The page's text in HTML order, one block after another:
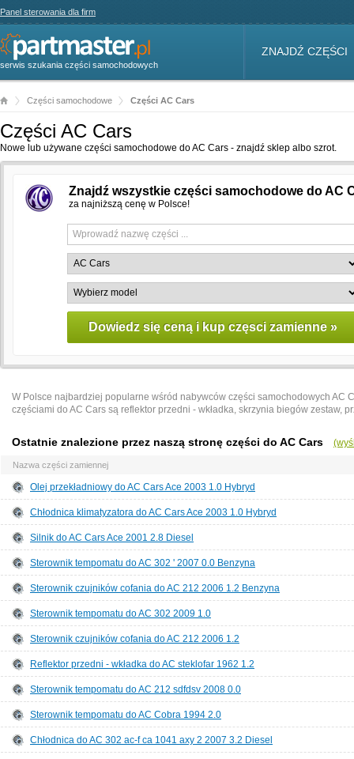
Panel sterowania dla firm
serwis szukania części samochodowych
ZNAJDŹ CZĘŚCI
Części samochodowe Części AC Cars
Części AC Cars
Nowe lub używane części samochodowe do AC Cars - znajdź sklep albo szrot.
Znajdź wszystkie części samochodowe do AC
za najniższą cenę w Polsce!
W Polsce najbardziej popularne wśród nabywców części samochodowych AC
częściami do AC Cars są reflektor przedni - wkładka, skrzynia biegów zestaw,
Ostatnie znalezione przez naszą stronę części do AC Cars
Nazwa części zamiennej
Olej przekładniowy do AC Cars Ace 2003 1.0 Hybryd
Chłodnica klimatyzatora do AC Cars Ace 2003 1.0 Hybryd
Silnik do AC Cars Ace 2001 2.8 Diesel
Sterownik tempomatu do AC 302 ' 2007 0.0 Benzyna
Sterownik czujników cofania do AC 212 2006 1.2 Benzyna
Sterownik tempomatu do AC 302 2009 1.0
Sterownik czujników cofania do AC 212 2006 1.2
Reflektor przedni - wkładka do AC steklofar 1962 1.2
Sterownik tempomatu do AC 212 sdfdsv 2008 0.0
Sterownik tempomatu do AC Cobra 1994 2.0
Chłodnica do AC 302 ac-f ca 1041 axy 2 2007 3.2 Diesel